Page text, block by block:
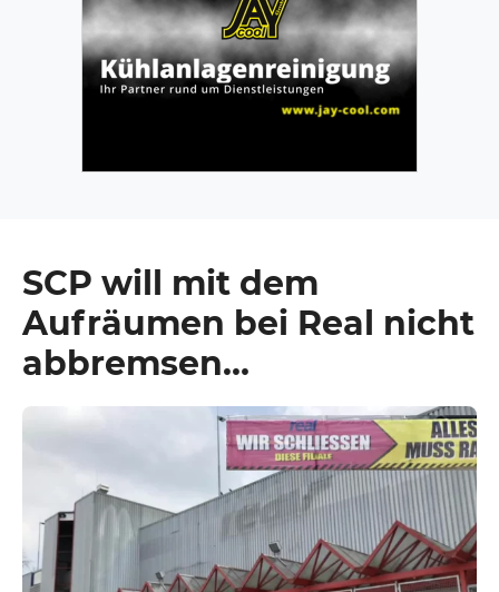
SCP will mit dem
Aufräumen bei Real nicht
abbremsen…